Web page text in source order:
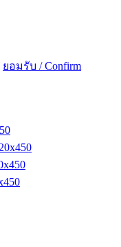
ยอมรับ / Confirm